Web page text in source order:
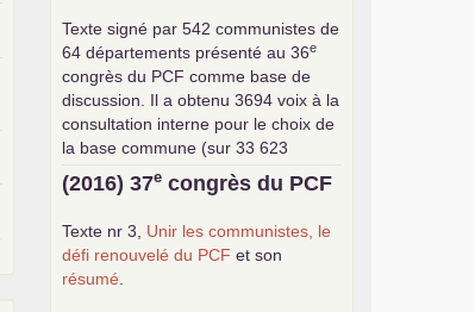
Texte signé par 542 communistes de
64 départements présenté au 36e
congrès du PCF comme base de
discussion. Il a obtenu 3694 voix à la
consultation interne pour le choix de
la base commune (sur 33 623
exprimés) .
(2016) 37e congrès du PCF
Texte nr 3, Unir les communistes, le
défi renouvelé du PCF et son
résumé